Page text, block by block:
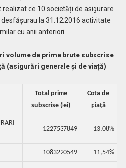
de 10 societăți de asigurare
la 31.12.2016 activitate
cu anii anteriori.
volume de prime brute subscrise
(asigurări generale și de viață)
Total prime
subscrise (lei)
Cota de
piață
1227537849 13,08%
1083220549 11,54%